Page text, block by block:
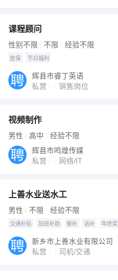
课程顾问
性别不限 不限 经验不限
医保 节日福利
辉县市睿丁英语
私营
销售岗位
视频制作
男性 高中 经验不限
辉县市鸣煌传媒
私营
网络/IT
上善水业送水工
男性 不限 经验不限
交通补贴 加班补助 餐补 话补 年终奖
新乡市上善水业有限公司
私营
司机/交通